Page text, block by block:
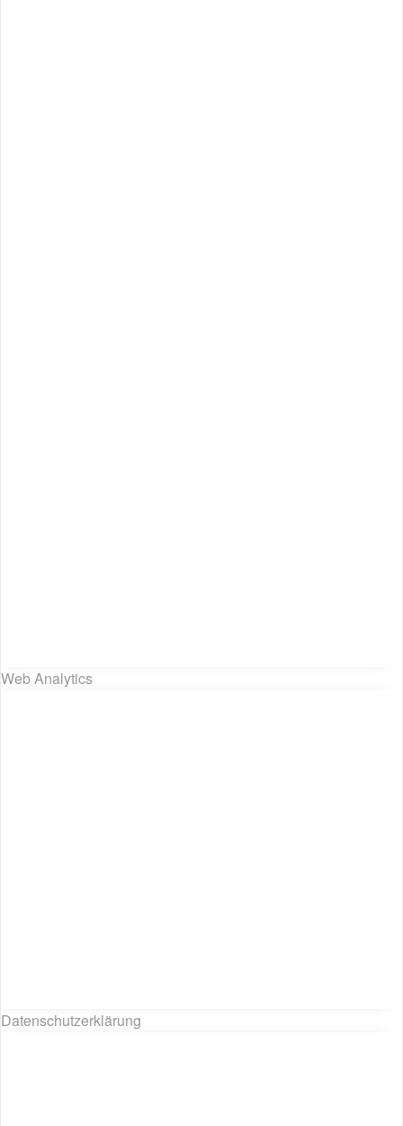
Web Analytics
Datenschutzerklärung